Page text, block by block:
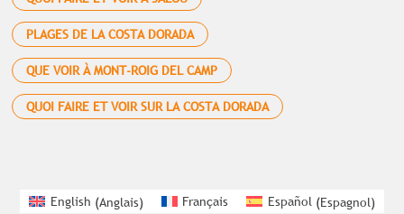
PLAGES DE LA COSTA DORADA
QUE VOIR À MONT-ROIG DEL CAMP
QUOI FAIRE ET VOIR SUR LA COSTA DORADA
English (Anglais) Français Español(Espagnol)